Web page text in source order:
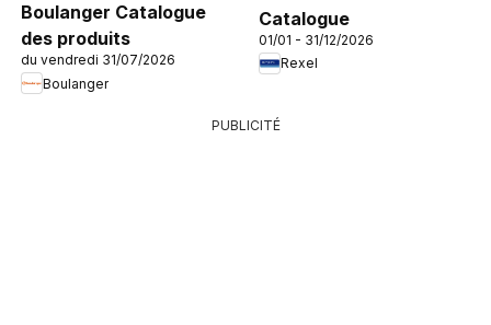
Boulanger Catalogue
des produits
du vendredi 31/07/2026
Boulanger
Catalogue
01/01 - 31/12/2026
Rexel
PUBLICITÉ